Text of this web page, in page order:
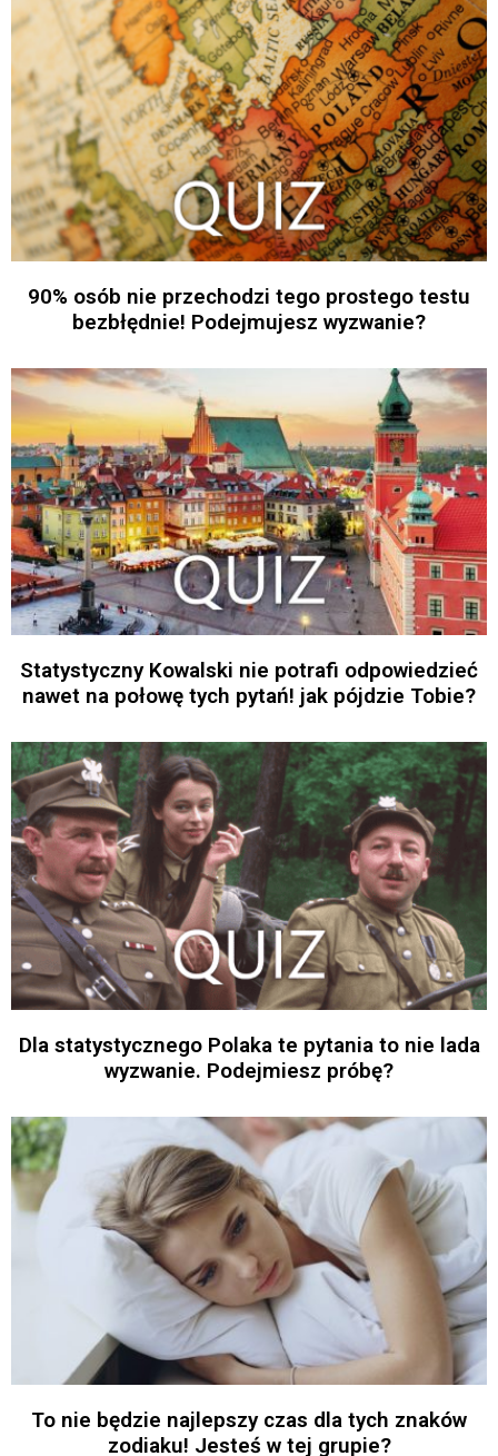
90% osób nie przechodzi tego prostego testu
bezbłędnie! Podejmujesz wyzwanie?
Statystyczny Kowalski nie potrafi odpowiedzieć
nawet na połowę tych pytań! jak pójdzie Tobie?
Dla statystycznego Polaka te pytania to nie lada
wyzwanie. Podejmiesz próbę?
To nie będzie najlepszy czas dla tych znaków
zodiaku! Jesteś w tej grupie?